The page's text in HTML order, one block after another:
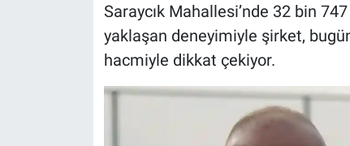
Saraycık Mahallesi’nde 32 bin
yaklaşan deneyimiyle şirket,
hacmiyle dikkat çekiyor.